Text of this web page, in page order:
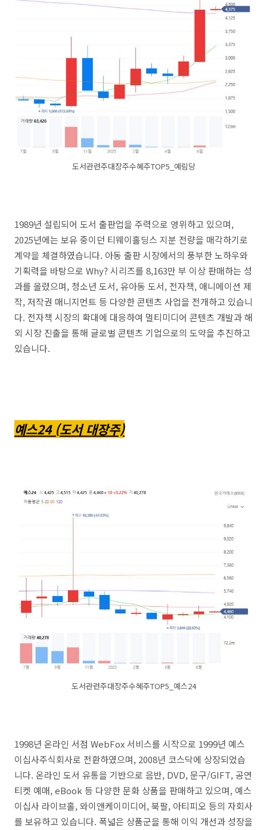
도서관련주대장주수혜주TOP5_예림당
1989년 설립되어 도서 출판업을 주력으로 영위하고 있으며,
2025년에는 보유 중이던 티웨이홀딩스 지분 전량을 매각하기로
계약을 체결하였습니다. 아동 출판 시장에서의 풍부한 노하우와
기획력을 바탕으로 Why? 시리즈를 8,163만 부 이상 판매하는 성
과를 올렸으며, 청소년 도서, 유아동 도서, 전자책, 애니메이션 제
작, 저작권 매니지먼트 등 다양한 콘텐츠 사업을 전개하고 있습니
다. 전자책 시장의 확대에 대응하여 멀티미디어 콘텐츠 개발과 해
외 시장 진출을 통해 글로벌 콘텐츠 기업으로의 도약을 추진하고
있습니다.
예스24 (도서 대장주)
도서관련주대장주수혜주TOP5_예스24
1998년 온라인 서점 WebFox 서비스를 시작으로 1999년 예스
이십사주식회사로 전환하였으며, 2008년 코스닥에 상장되었습
니다. 온라인 도서 유통을 기반으로 음반, DVD, 문구/GIFT, 공연
티켓 예매, eBook 등 다양한 문화 상품을 판매하고 있으며, 예스
이십사 라이브홀, 와이앤케이미디어, 북팔, 아티피오 등의 자회사
를 보유하고 있습니다. 폭넓은 상품군을 통해 이익 개선과 성장을